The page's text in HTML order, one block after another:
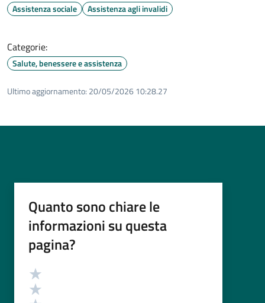
Assistenza sociale Assistenza agli invalidi
Categorie:
Salute, benessere e assistenza
Ultimo aggiornamento: 20/05/2026 10:28.27
Quanto sono chiare le
informazioni su questa
pagina?
Valutazione